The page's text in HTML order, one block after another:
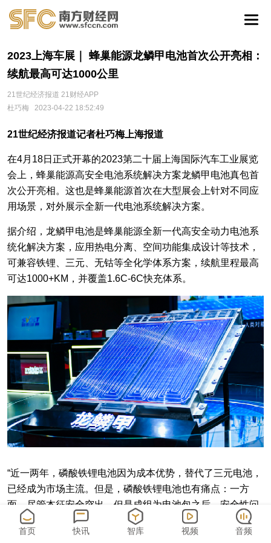
2023上海车展｜ 蜂巢能源龙鳞甲电池首次公开亮相：
续航最高可达1000公里
21世纪经济报道 21财经APP
杜巧梅
2023-04-22 18:52:49
21世纪经济报道记者杜巧梅上海报道
在4月18日正式开幕的2023第二十届上海国际汽车工业展览
会上，蜂巢能源高安全电池系统解决方案龙鳞甲电池真包首
次公开亮相。这也是蜂巢能源首次在大型展会上针对不同应
用场景，对外展示全新一代电池系统解决方案。
据介绍，龙鳞甲电池是蜂巢能源全新一代高安全动力电池系
统化解决方案，应用热电分离、空间功能集成设计等技术，
可兼容铁锂、三元、无钴等全化学体系方案，续航里程最高
可达1000+KM，并覆盖1.6C-6C快充体系。
“近一两年，磷酸铁锂电池因为成本优势，替代了三元电池，
已经成为市场主流。但是，磷酸铁锂电池也有痛点：一方
面，尽管本征安全突出，但是成组为电池包之后，安全性问
题并没有完全解决；另一方面能量密度不够高，电动汽车续
航仍然不足。”蜂巢能源董事长兼CEO杨红新表示，龙鳞甲电
首页 快讯 智库 视频 音频